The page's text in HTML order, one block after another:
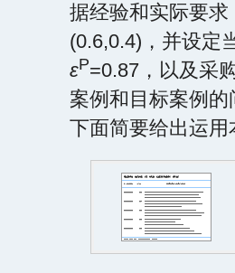
据经验和实际要
(0.6,0.4)，并设定
εP=0.87，以及采
案例和目标案例
下面简要给出运